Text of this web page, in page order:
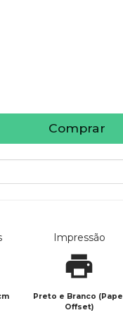
Comprar
Impressão
Preto e Branco (Papel
Offset)